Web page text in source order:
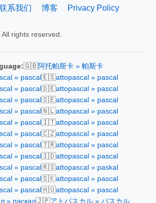
系我们 博客 Privacy Policy
rights reserved.
🇬🇧阿托帕斯卡 » 帕斯卡
» pascal 🇪🇸attopascal » pascal
» pascal 🇩🇪attopascal » pascal
» pascal 🇸🇪attopascal » pascal
» pascal 🇳🇱attopascal » pascal
» pascal 🇮🇹attopascal » pascal
» pascal 🇨🇿attopascal » pascal
» pascal 🇹🇷attopascal » pascal
» pascal 🇮🇩attopascal » pascal
» pascal 🇷🇸attopascal » paskal
» pascal 🇸🇰attopascal » pascal
» pascal 🇭🇺attopascal » pascal
» паскал🇯🇵アトパスカル » パスカル